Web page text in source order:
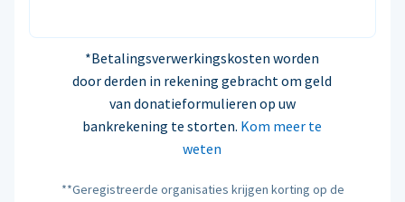
*Betalingsverwerkingskosten worden
door derden in rekening gebracht om geld
van donatieformulieren op uw
bankrekening te storten. Kom meer te
weten
**Geregistreerde organisaties krijgen korting op de